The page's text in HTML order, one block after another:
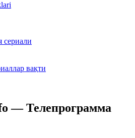
сериали
вақти
— Телепрограмма